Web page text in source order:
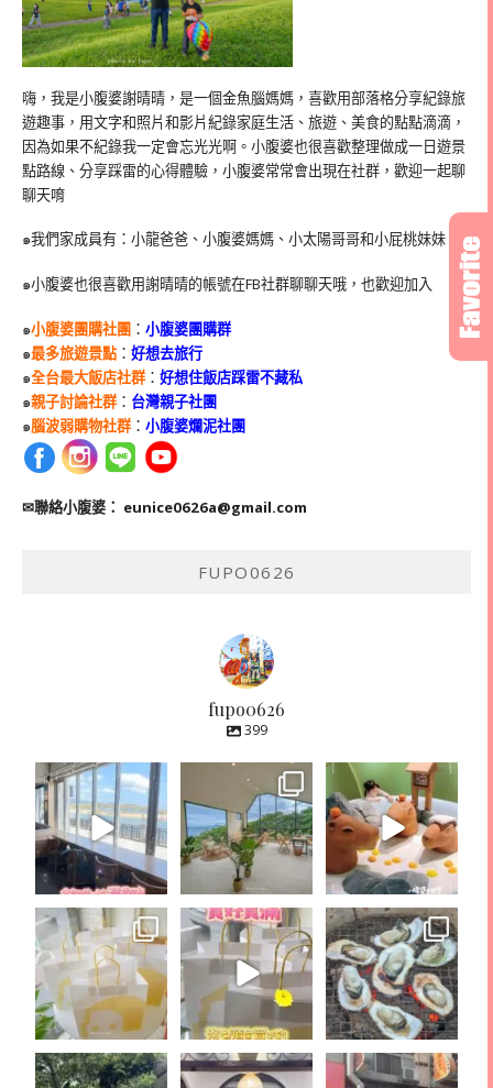
嗨，我是小腹婆謝晴晴，是一個金魚腦媽媽，喜歡用部落格分享紀錄旅
遊趣事，用文字和照片和影片紀錄家庭生活、旅遊、美食的點點滴滴，
因為如果不紀錄我一定會忘光光啊。小腹婆也很喜歡整理做成一日遊景
點路線、分享踩雷的心得體驗，小腹婆常常會出現在社群，歡迎一起聊
聊天唷
๑我們家成員有：小龍爸爸、小腹婆媽媽、小太陽哥哥和小屁桃妹妹
๑小腹婆也很喜歡用謝晴晴的帳號在FB社群聊聊天哦，也歡迎加入
๑小腹婆團購社團 ： 小腹婆團購群
๑最多旅遊景點： 好想去旅行
๑全台最大飯店社群： 好想住飯店踩雷不藏私
๑親子討論社群： 台灣親子社團
๑腦波弱購物社群： 小腹婆爛泥社團
✉聯絡小腹婆： eunice0626a@gmail.com
FUPO0626
fupo0626
399